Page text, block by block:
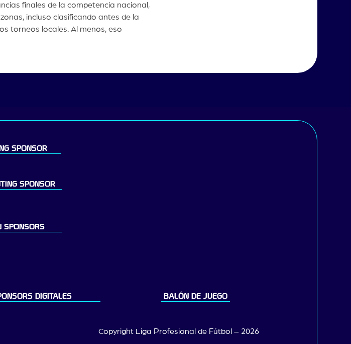
finales de la competencia nacional,
incluso clasificando antes de la
torneos locales. Al menos, eso
SPONSOR
SPONSOR
SPONSORS
DIGITALES BALÓN DE JUEGO
Copyright Liga Profesional de Fútbol – 2026